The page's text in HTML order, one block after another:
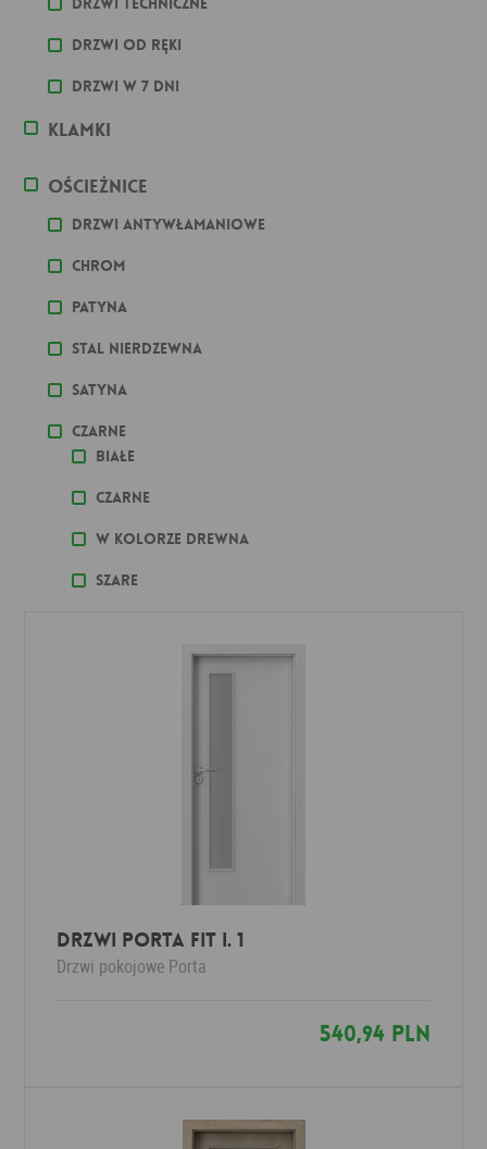
Drzwi od ręki
Drzwi w 7 dni
Klamki
Ościeżnice
Drzwi antywłamaniowe
Chrom
Patyna
stal nierdzewna
Satyna
Czarne
Białe
Czarne
W kolorze drewna
Szare
Drzwi Porta FIT I. 1
Drzwi pokojowe Porta
540,94 PLN